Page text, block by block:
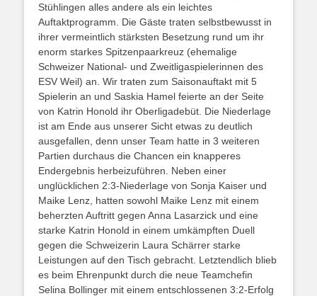
Stühlingen alles andere als ein leichtes
Auftaktprogramm. Die Gäste traten selbstbewusst in
ihrer vermeintlich stärksten Besetzung rund um ihr
enorm starkes Spitzenpaarkreuz (ehemalige
Schweizer National- und Zweitligaspielerinnen des
ESV Weil) an. Wir traten zum Saisonauftakt mit 5
Spielerin an und Saskia Hamel feierte an der Seite
von Katrin Honold ihr Oberligadebüt. Die Niederlage
ist am Ende aus unserer Sicht etwas zu deutlich
ausgefallen, denn unser Team hatte in 3 weiteren
Partien durchaus die Chancen ein knapperes
Endergebnis herbeizuführen. Neben einer
unglücklichen 2:3-Niederlage von Sonja Kaiser und
Maike Lenz, hatten sowohl Maike Lenz mit einem
beherzten Auftritt gegen Anna Lasarzick und eine
starke Katrin Honold in einem umkämpften Duell
gegen die Schweizerin Laura Schärrer starke
Leistungen auf den Tisch gebracht. Letztendlich blieb
es beim Ehrenpunkt durch die neue Teamchefin
Selina Bollinger mit einem entschlossenen 3:2-Erfolg